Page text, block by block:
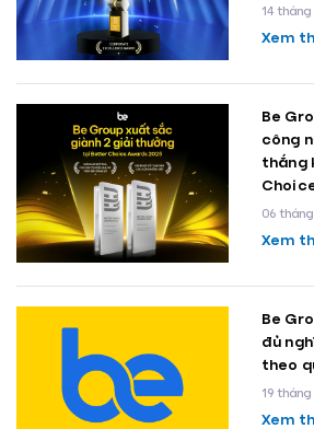
14
Xem
Be
công
thắng
06
Xem
Be
đủ
theo
19
Xem